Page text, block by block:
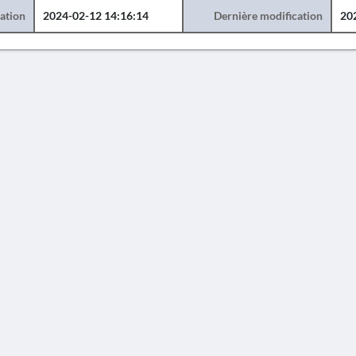
2024-02-12 14:16:14 Dernière modification